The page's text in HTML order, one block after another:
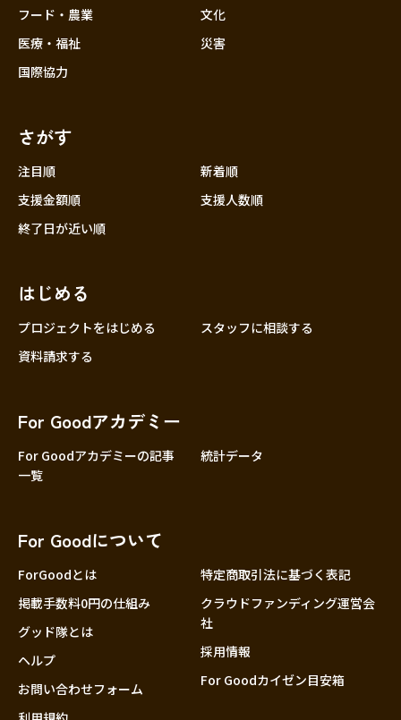
フード・農業
医療・福祉
国際協力
文化
災害
さがす
注目順
新着順
支援金額順
支援人数順
終了日が近い順
はじめる
プロジェクトをはじめる
スタッフに相談する
資料請求する
For Goodアカデミー
For Goodアカデミーの記事
一覧
統計データ
For Goodについて
ForGoodとは
掲載手数料0円の仕組み
グッド隊とは
ヘルプ
お問い合わせフォーム
特定商取引法に基づく表記
クラウドファンディング運営会
社
採用情報
For Goodカイゼン目安箱